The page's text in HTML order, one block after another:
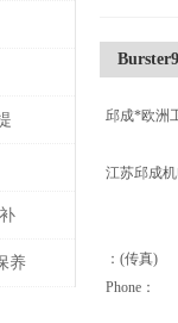
养
邱成*欧洲
江苏邱成
：(传真)
Phone：